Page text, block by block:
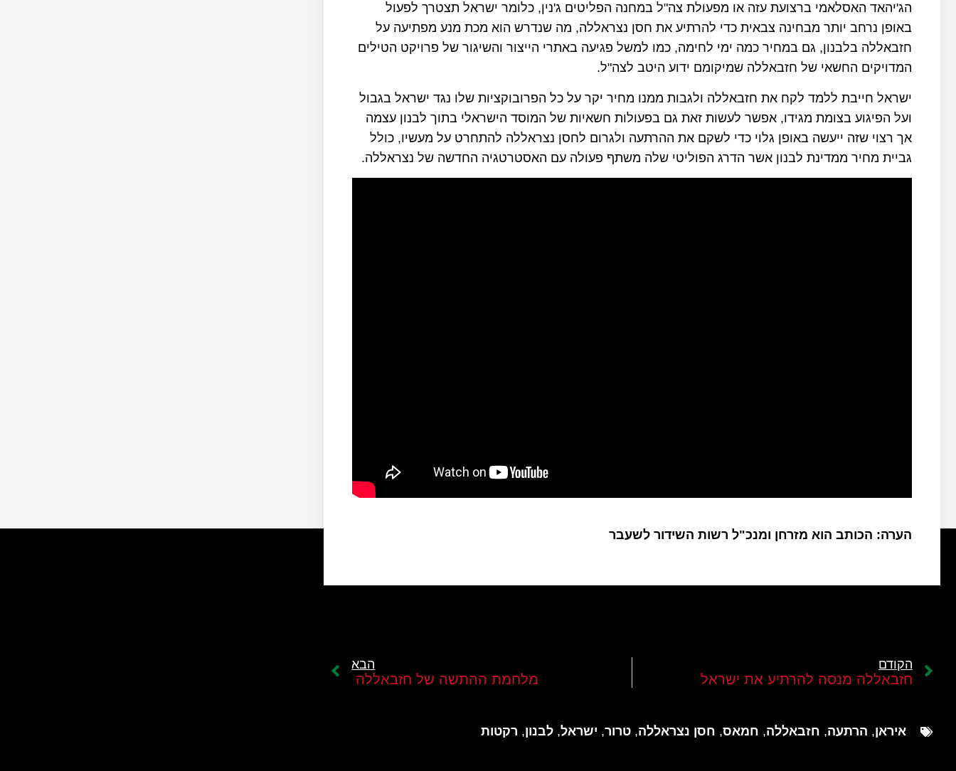
הג'יהאד האסלאמי ברצועת עזה או מפעולת צה"ל במחנה הפליטים ג'נין, כלומר ישראל תצטרך לפעול
באופן נרחב יותר מבחינה צבאית כדי להרתיע את חסן נצראללה, מה שנדרש הוא מכת מנע מפתיעה על
חזבאללה בלבנון, גם במחיר כמה ימי לחימה, כמו למשל פגיעה באתרי הייצור והשיגור של פרויקט הטילים
המדויקים החשאי של חזבאללה שמיקומם ידוע היטב לצה"ל.
ישראל חייבת ללמד לקח את חזבאללה ולגבות ממנו מחיר יקר על כל הפרובוקציות שלו נגד ישראל בגבול
ועל הפיגוע בצומת מגידו, אפשר לעשות זאת גם בפעולות חשאיות של המוסד הישראלי בתוך לבנון עצמה
אך רצוי שזה ייעשה באופן גלוי כדי לשקם את ההרתעה ולגרום לחסן נצראללה להתחרט על מעשיו, כולל
גביית מחיר ממדינת לבנון אשר הדרג הפוליטי שלה משתף פעולה עם האסטרטגיה החדשה של נצראללה.
הערה: הכותב הוא מזרחן ומנכ"ל רשות השידור לשעבר
הקודם
חזבאללה מנסה להרתיע את ישראל
הבא
מלחמת ההתשה של חזבאללה
איראן, הרתעה, חזבאללה, חמאס, חסן נצראללה, טרור, ישראל, לבנון, רקטות